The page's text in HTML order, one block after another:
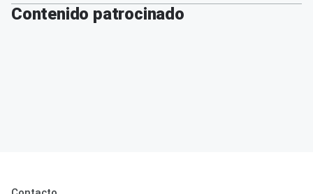
Contenido patrocinado